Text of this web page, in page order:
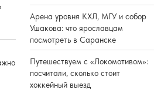
Арена уровня КХЛ, МГУ и собор
Ушакова: что ярославцам
посмотреть в Саранске
Путешествуем с «Локомотивом»:
посчитали, сколько стоит
хоккейный выезд